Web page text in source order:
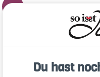
Du hast
2
Olivenöl,
Tipp